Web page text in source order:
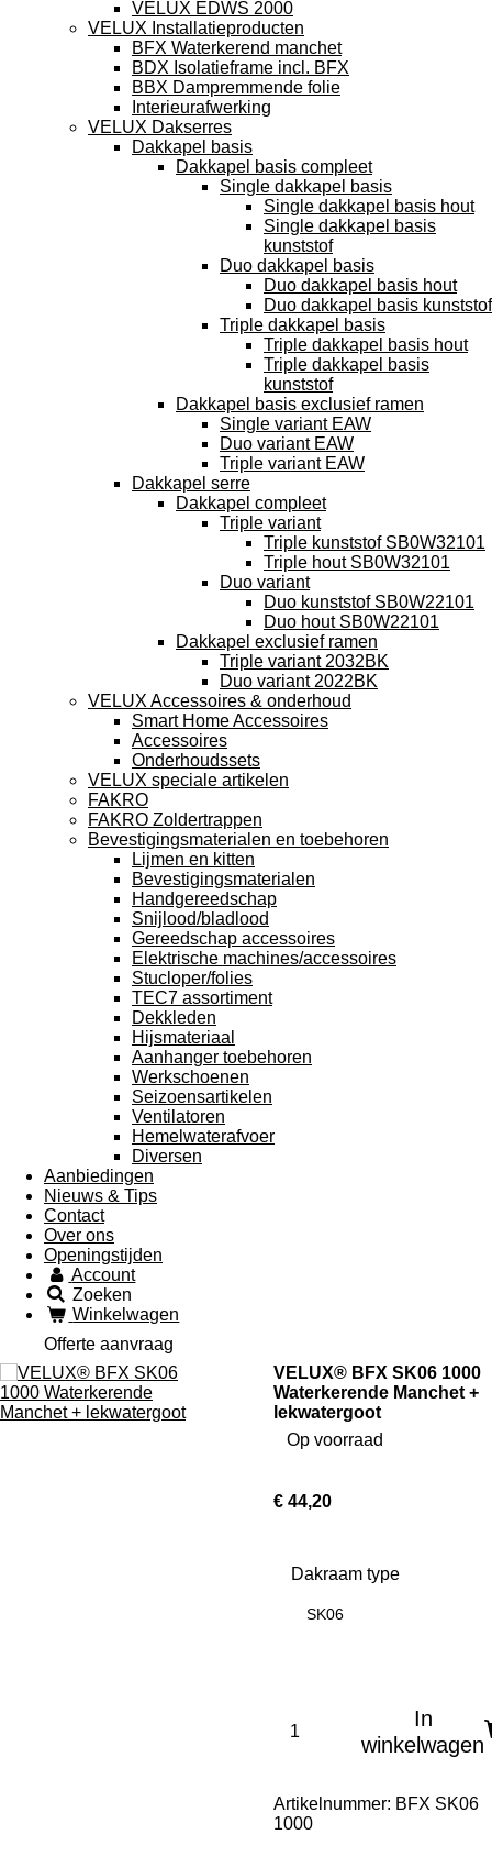
VELUX EDWS 2000
VELUX Installatieproducten
BFX Waterkerend manchet
BDX Isolatieframe incl. BFX
BBX Dampremmende folie
Interieurafwerking
VELUX Dakserres
Dakkapel basis
Dakkapel basis compleet
Single dakkapel basis
Single dakkapel basis hout
Single dakkapel basis
kunststof
Duo dakkapel basis
Duo dakkapel basis hout
Duo dakkapel basis kunststof
Triple dakkapel basis
Triple dakkapel basis hout
Triple dakkapel basis
kunststof
Dakkapel basis exclusief ramen
Single variant EAW
Duo variant EAW
Triple variant EAW
Dakkapel serre
Dakkapel compleet
Triple variant
Triple kunststof SB0W32101
Triple hout SB0W32101
Duo variant
Duo kunststof SB0W22101
Duo hout SB0W22101
Dakkapel exclusief ramen
Triple variant 2032BK
Duo variant 2022BK
VELUX Accessoires & onderhoud
Smart Home Accessoires
Accessoires
Onderhoudssets
VELUX speciale artikelen
FAKRO
FAKRO Zoldertrappen
Bevestigingsmaterialen en toebehoren
Lijmen en kitten
Bevestigingsmaterialen
Handgereedschap
Snijlood/bladlood
Gereedschap accessoires
Elektrische machines/accessoires
Stucloper/folies
TEC7 assortiment
Dekkleden
Hijsmateriaal
Aanhanger toebehoren
Werkschoenen
Seizoensartikelen
Ventilatoren
Hemelwaterafvoer
Diversen
Aanbiedingen
Nieuws & Tips
Contact
Over ons
Openingstijden
Account
Zoeken
Winkelwagen
Offerte aanvraag
VELUX® BFX SK06 1000
Waterkerende Manchet +
lekwatergoot
Op voorraad
€ 44,20
Dakraam type
SK06
In
winkelwagen
Artikelnummer: BFX SK06
1000